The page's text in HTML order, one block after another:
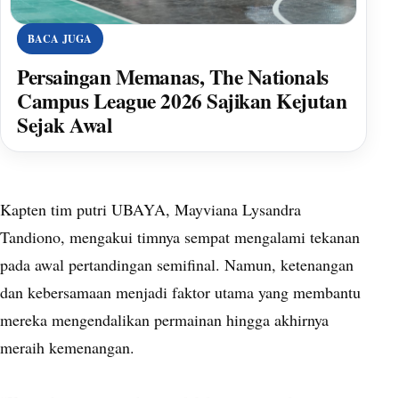
BACA JUGA
Persaingan Memanas, The Nationals
Campus League 2026 Sajikan Kejutan
Sejak Awal
Kapten tim putri UBAYA, Mayviana Lysandra
Tandiono, mengakui timnya sempat mengalami tekanan
pada awal pertandingan semifinal. Namun, ketenangan
dan kebersamaan menjadi faktor utama yang membantu
mereka mengendalikan permainan hingga akhirnya
meraih kemenangan.